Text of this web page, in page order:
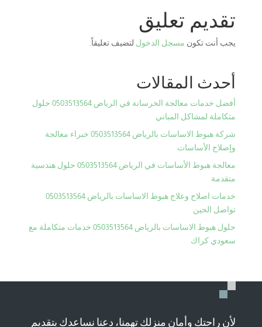
تقديم تعليق
يجب أنت تكون مسجل الدخول لتضيف تعليقاً.
أحدث المقالات
أفضل خدمات معالجة الخرسانة في الرياض 0503513564 حلول
متكاملة لمشاكل المباني
شركة هبوط الاساسات بالرياض 0503513564 خبراء معالجة
وإصلاح الأساسات
معالجة هبوط الأساسات في الرياض 0503513564 حلول هندسية
متقدمة
خدمات اصلاح وعلاج هبوط الاساسات بالرياض 0503513564
تواصل الحين
حلول هبوط الاساسات بالرياض 0503513564 خدمات متكاملة مع
سعودي كراك
لأن راحتك وأمان منزلك تهمنا، دعنا نساعدك بتقديم